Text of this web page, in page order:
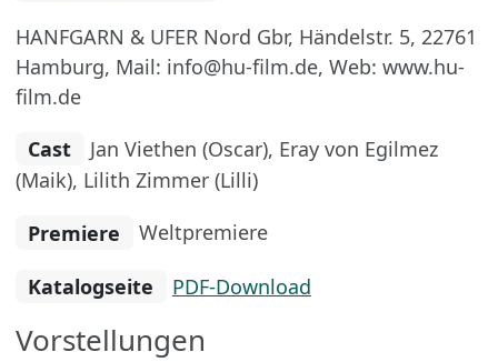
HANFGARN & UFER Nord Gbr, Händelstr. 5, 22761
Hamburg, Mail: info@hu-film.de, Web: www.hu-
film.de
Cast
Jan Viethen (Oscar), Eray von Egilmez
(Maik), Lilith Zimmer (Lilli)
Premiere
Weltpremiere
Katalogseite PDF-Download
Vorstellungen